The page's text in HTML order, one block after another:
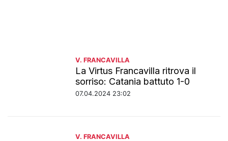
V. FRANCAVILLA
La Virtus Francavilla ritrova il
sorriso: Catania battuto 1-0
07.04.2024 23:02
V. FRANCAVILLA